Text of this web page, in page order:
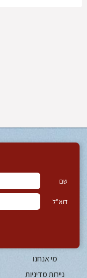
שם
דוא”ל
מי אנחנו
ניירות מדיניות